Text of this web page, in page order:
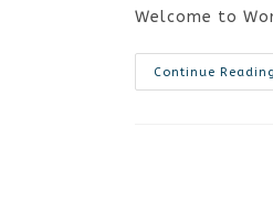
Welcome to
Continue Reading